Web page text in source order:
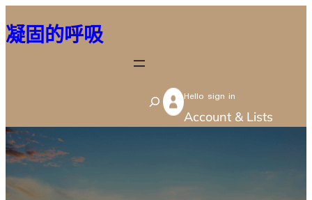
至
容
凝固的呼吸
S
e
Hello sign in
Account & Lists